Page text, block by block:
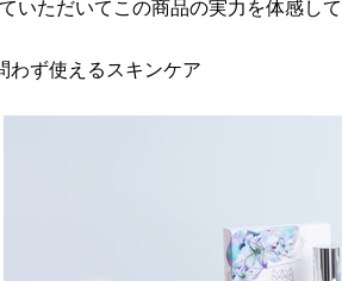
いただいてこの商品の実力を体感し
わず使えるスキンケア